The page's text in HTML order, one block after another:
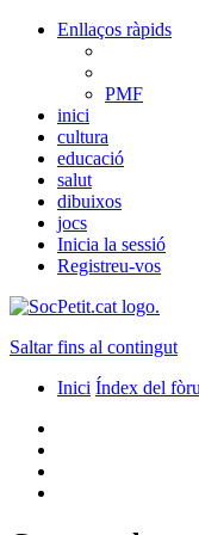
Enllaços ràpids
PMF
inici
cultura
educació
salut
dibuixos
jocs
Inicia la sessió
Registreu-vos
Saltar fins al contingut
Inici Índex del